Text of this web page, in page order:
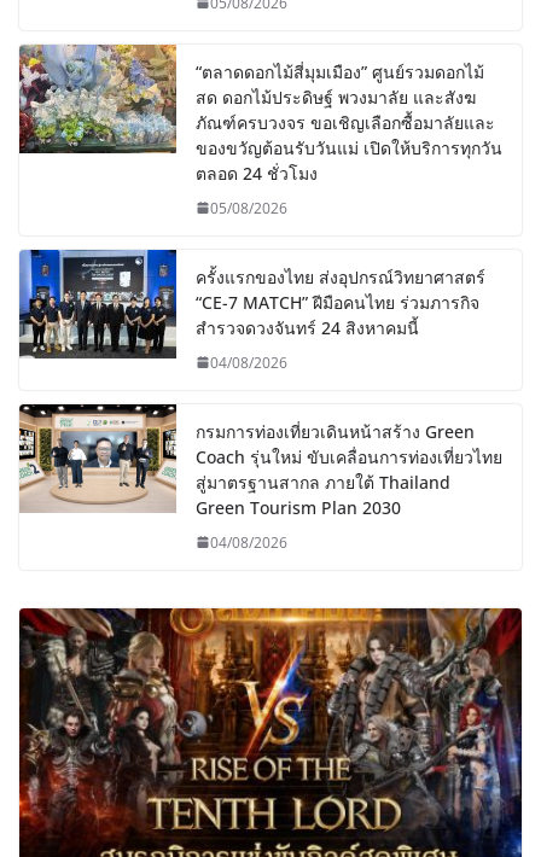
“ตลาดดอกไม้สี่มุมเมือง” ศูนย์รวมดอกไม้
สด ดอกไม้ประดิษฐ์ พวงมาลัย และสังฆ
ภัณฑ์ครบวงจร ขอเชิญเลือกซื้อมาลัยและ
ของขวัญต้อนรับวันแม่ เปิดให้บริการทุกวัน
ตลอด 24 ชั่วโมง
05/08/2026
ครั้งแรกของไทย ส่งอุปกรณ์วิทยาศาสตร์
“CE-7 MATCH” ฝีมือคนไทย ร่วมภารกิจ
สำรวจดวงจันทร์ 24 สิงหาคมนี้
04/08/2026
กรมการท่องเที่ยวเดินหน้าสร้าง Green
Coach รุ่นใหม่ ขับเคลื่อนการท่องเที่ยวไทย
สู่มาตรฐานสากล ภายใต้ Thailand
Green Tourism Plan 2030
04/08/2026